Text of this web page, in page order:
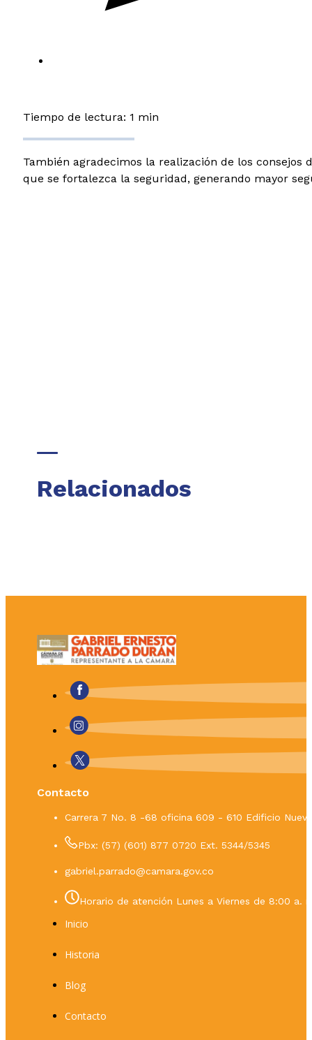
Tiempo de lectura: 1 min
También agradecimos la realización de los
que se fortalezca la seguridad, generando mayor
Relacionados
Contacto
Carrera 7 No. 8 -68 oficina 609 - 610 Edificio
Pbx: (57) (601) 877 0720 Ext. 5344/5345
gabriel.parrado@camara.gov.co
Horario de atención Lunes a Viernes de 8:00 a.
Inicio
Historia
Blog
Contacto